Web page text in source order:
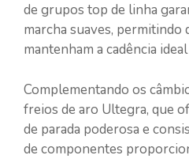
de grupos top de linha
marcha suaves, permitindo
mantenham a cadência
Complementando os
freios de aro Ultegra, que
de parada poderosa e
de componentes